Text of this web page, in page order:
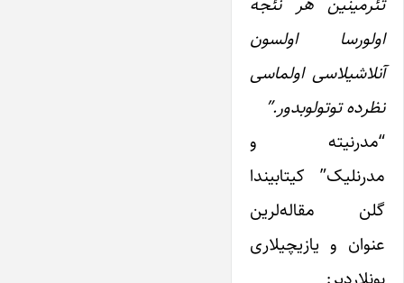
اولورسا اولسون
آنلاشیلاسی اولماسی
نظرده توتولوبدور.”
“مدرنیته و
مدرنلیک” کیتابیندا
گلن مقاله‌لرین
عنوان و یازیچیلاری